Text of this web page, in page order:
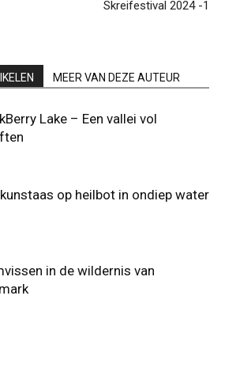
Skreifestival 2024 -1
MEER VAN DEZE AUTEUR
Lake – Een vallei vol
op heilbot in ondiep water
in de wildernis van